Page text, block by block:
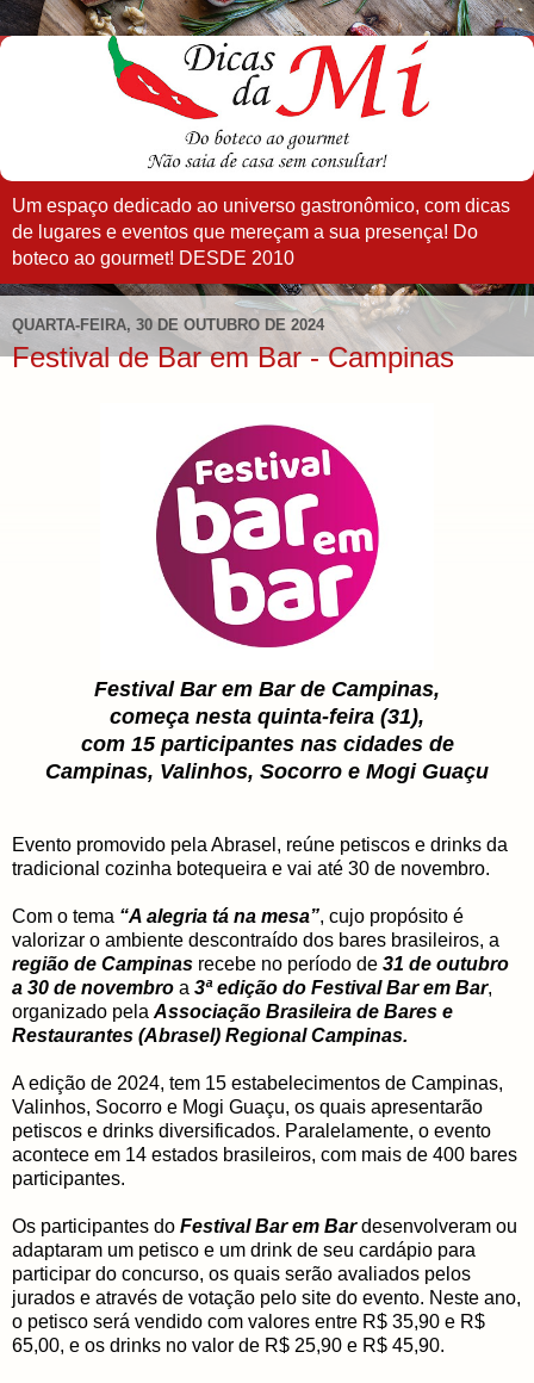
Um espaço dedicado ao universo gastronômico, com dicas
de lugares e eventos que mereçam a sua presença! Do
boteco ao gourmet! DESDE 2010
QUARTA-FEIRA, 30 DE OUTUBRO DE 2024
Festival de Bar em Bar - Campinas
Festival Bar em Bar de Campinas,
começa nesta quinta-feira (31),
com 15 participantes nas cidades de
Campinas, Valinhos, Socorro e Mogi Guaçu
Evento promovido pela Abrasel, reúne petiscos e drinks da
tradicional cozinha botequeira e vai até 30 de novembro.
Com o tema “A alegria tá na mesa”, cujo propósito é
valorizar o ambiente descontraído dos bares brasileiros, a
região de Campinas recebe no período de 31 de outubro
a 30 de novembro a 3ª edição do Festival Bar em Bar,
organizado pela Associação Brasileira de Bares e
Restaurantes (Abrasel) Regional Campinas.
A edição de 2024, tem 15 estabelecimentos de Campinas,
Valinhos, Socorro e Mogi Guaçu, os quais apresentarão
petiscos e drinks diversificados. Paralelamente, o evento
acontece em 14 estados brasileiros, com mais de 400 bares
participantes.
Os participantes do Festival Bar em Bardesenvolveram ou
adaptaram um petisco e um drink de seu cardápio para
participar do concurso, os quais serão avaliados pelos
jurados e através de votação pelo site do evento. Neste ano,
o petisco será vendido com valores entre R$ 35,90 e R$
65,00, e os drinks no valor de R$ 25,90 e R$ 45,90.